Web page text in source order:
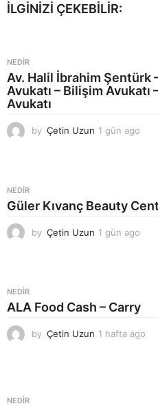
İLGINIZI ÇEKEBILIR:
NEDIR
Av. Halil İbrahim Şentürk
Avukatı – Bilişim Avukatı
Avukatı
by Çetin Uzun 1 gün ago
o
NEDIR
Güler Kıvanç Beauty
by Çetin Uzun 1 gün ago
NEDIR
ALA Food Cash – Carry
by Çetin Uzun 1 hafta ago
NEDIR